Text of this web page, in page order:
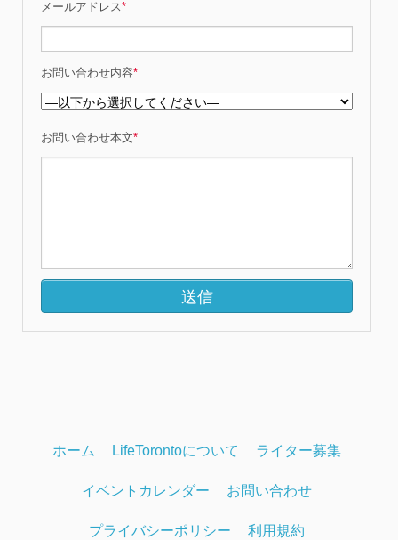
メールアドレス*
お問い合わせ内容*
お問い合わせ本文*
ホーム LifeTorontoについて ライター募集
イベントカレンダー お問い合わせ
プライバシーポリシー 利用規約